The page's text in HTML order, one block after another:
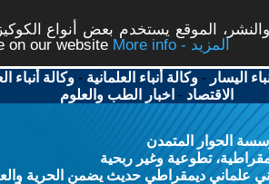
الموقع يستخدم بعض أنواع
on our website
More info - المزيد
اليسار -وكالة أنباء العلمانية -وكالة أنباء
الاقتصاد - اخبار الطب والعلوم
الحوار المتمدن
تطوعية وغير ربحية
ديمقراطي حديث يضمن الحرية